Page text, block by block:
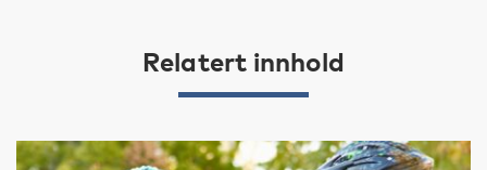
Relatert innhold